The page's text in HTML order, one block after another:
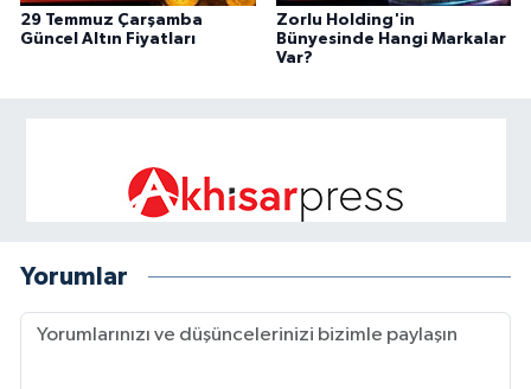
29 Temmuz Çarşamba
Güncel Altın Fiyatları
Zorlu Holding'in
Bünyesinde Hangi Markalar
Var?
Yorumlar